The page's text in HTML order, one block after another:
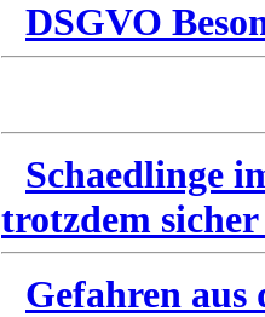
DSGVO
Schaedlinge
trotzdem
Gefahren